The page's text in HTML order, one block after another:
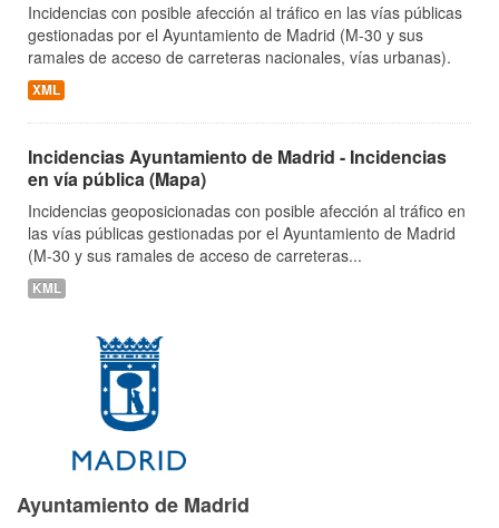
Incidencias con posible afección al tráfico en las vías públicas
gestionadas por el Ayuntamiento de Madrid (M-30 y sus
ramales de acceso de carreteras nacionales, vías urbanas).
XML
Incidencias Ayuntamiento de Madrid - Incidencias
en vía pública (Mapa)
Incidencias geoposicionadas con posible afección al tráfico en
las vías públicas gestionadas por el Ayuntamiento de Madrid
(M-30 y sus ramales de acceso de carreteras...
KML
Ayuntamiento de Madrid